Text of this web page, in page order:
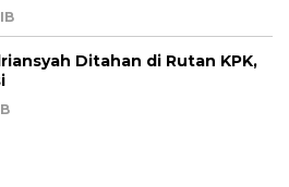
Ditahan di Rutan KPK,